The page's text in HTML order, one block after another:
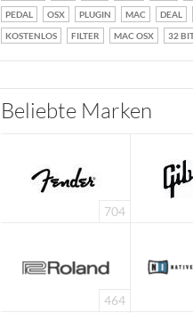
PEDAL
OSX PLUGIN MAC DEAL
KOSTENLOS
FILTER MAC OSX 32
Beliebte Marken
704
464